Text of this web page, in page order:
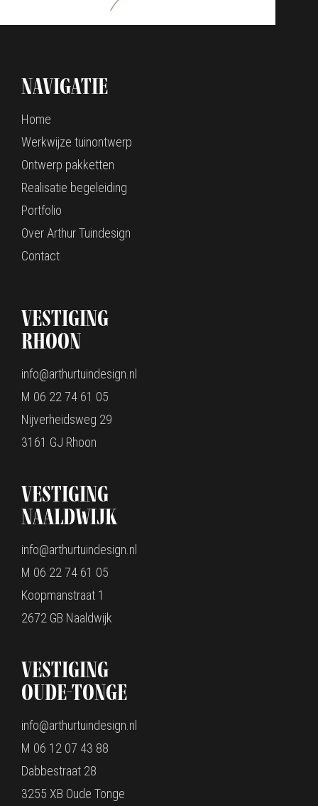
Navigatie
Home
Werkwijze tuinontwerp
Ontwerp pakketten
Realisatie begeleiding
Portfolio
Over Arthur Tuindesign
Contact
Vestiging
Rhoon
info@arthurtuindesign.nl
M 06 22 74 61 05
Nijverheidsweg 29
3161 GJ Rhoon
Vestiging
Naaldwijk
info@arthurtuindesign.nl
M 06 22 74 61 05
Koopmanstraat 1
2672 GB Naaldwijk
Vestiging
oude-Tonge
info@arthurtuindesign.nl
M 06 12 07 43 88
Dabbestraat 28
3255 XB Oude Tonge